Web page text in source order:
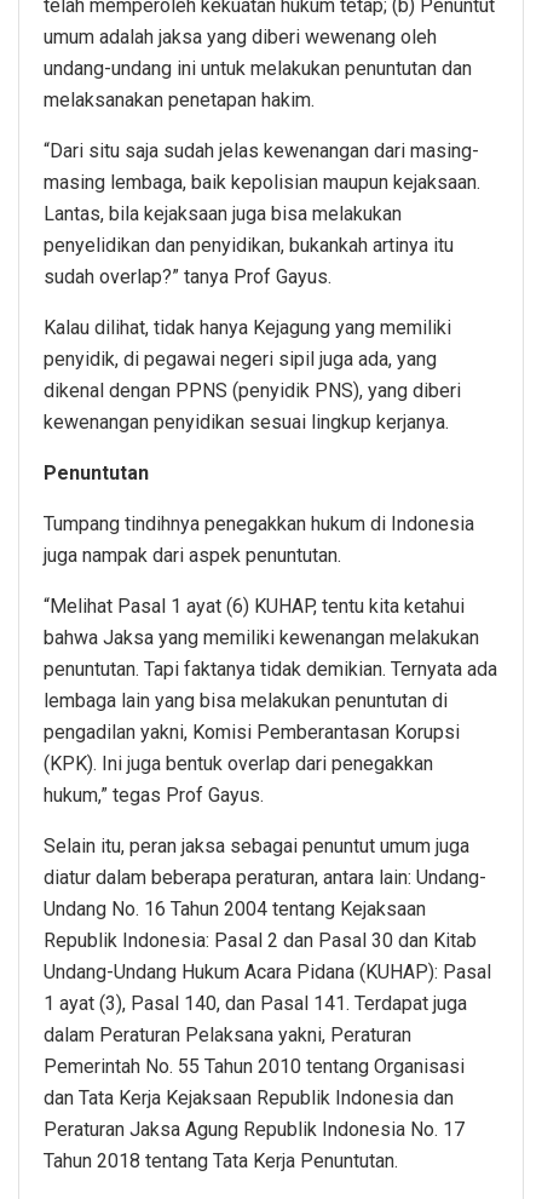
telah memperoleh kekuatan hukum tetap; (b) Penuntut
umum adalah jaksa yang diberi wewenang oleh
undang-undang ini untuk melakukan penuntutan dan
melaksanakan penetapan hakim.
“Dari situ saja sudah jelas kewenangan dari masing-
masing lembaga, baik kepolisian maupun kejaksaan.
Lantas, bila kejaksaan juga bisa melakukan
penyelidikan dan penyidikan, bukankah artinya itu
sudah overlap?” tanya Prof Gayus.
Kalau dilihat, tidak hanya Kejagung yang memiliki
penyidik, di pegawai negeri sipil juga ada, yang
dikenal dengan PPNS (penyidik PNS), yang diberi
kewenangan penyidikan sesuai lingkup kerjanya.
Penuntutan
Tumpang tindihnya penegakkan hukum di Indonesia
juga nampak dari aspek penuntutan.
“Melihat Pasal 1 ayat (6) KUHAP, tentu kita ketahui
bahwa Jaksa yang memiliki kewenangan melakukan
penuntutan. Tapi faktanya tidak demikian. Ternyata ada
lembaga lain yang bisa melakukan penuntutan di
pengadilan yakni, Komisi Pemberantasan Korupsi
(KPK). Ini juga bentuk overlap dari penegakkan
hukum,” tegas Prof Gayus.
Selain itu, peran jaksa sebagai penuntut umum juga
diatur dalam beberapa peraturan, antara lain: Undang-
Undang No. 16 Tahun 2004 tentang Kejaksaan
Republik Indonesia: Pasal 2 dan Pasal 30 dan Kitab
Undang-Undang Hukum Acara Pidana (KUHAP): Pasal
1 ayat (3), Pasal 140, dan Pasal 141. Terdapat juga
dalam Peraturan Pelaksana yakni, Peraturan
Pemerintah No. 55 Tahun 2010 tentang Organisasi
dan Tata Kerja Kejaksaan Republik Indonesia dan
Peraturan Jaksa Agung Republik Indonesia No. 17
Tahun 2018 tentang Tata Kerja Penuntutan.